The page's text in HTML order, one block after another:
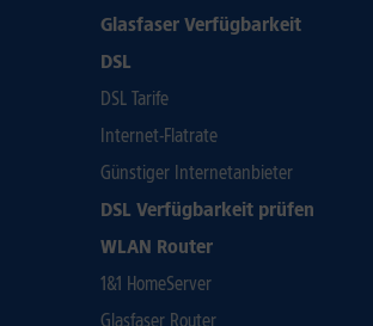
Glasfaser Verfügbarkeit
DSL
DSL Tarife
Internet-Flatrate
Günstiger Internetanbieter
DSL Verfügbarkeit prüfen
WLAN Router
1&1 HomeServer
Glasfaser Router